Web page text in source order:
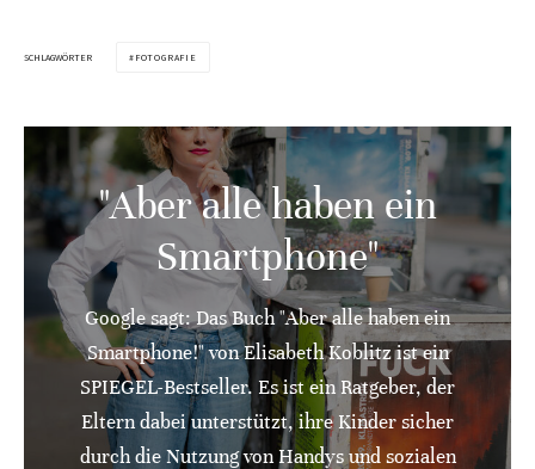
SCHLAGWÖRTER FOTOGRAFIE
"Aber alle haben ein
Smartphone"
Google sagt: Das Buch "Aber alle haben ein
Smartphone!" von Elisabeth Koblitz ist ein
SPIEGEL-Bestseller. Es ist ein Ratgeber, der
Eltern dabei unterstützt, ihre Kinder sicher
durch die Nutzung von Handys und sozialen